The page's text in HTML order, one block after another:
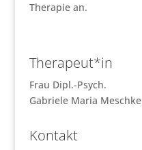
Therapie an.
Therapeut*in
Frau Dipl.-Psych.
Gabriele Maria Meschke
Kontakt